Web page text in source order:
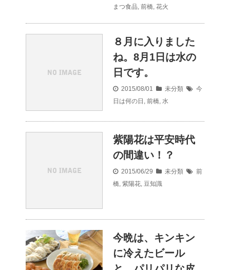
まつ食品, 前橋, 花火
８月に入りました
ね。8月1日は水の
日です。
2015/08/01 未分類
今
日は何の日 , 前橋, 水
紫陽花は平安時代
の間違い！？
2015/06/29 未分類
前
橋, 紫陽花, 豆知識
今晩は、キンキン
に冷えたビール